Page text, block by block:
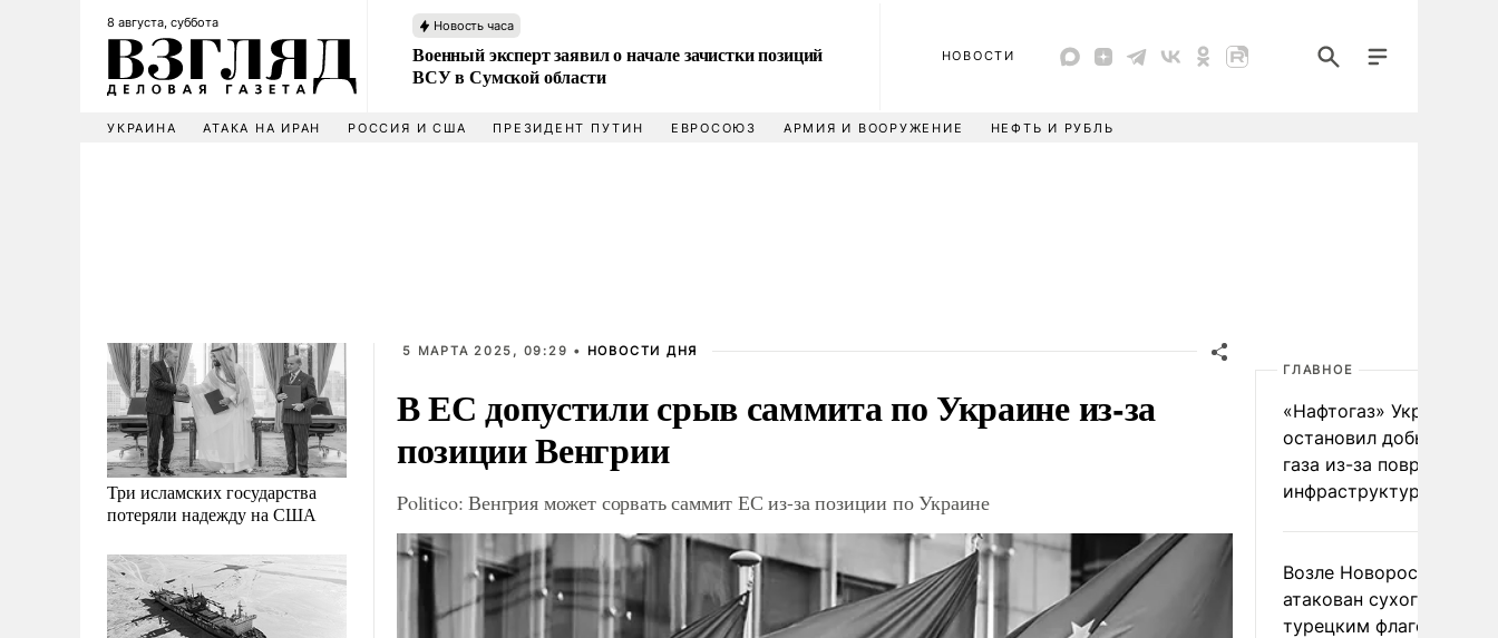
8 августа, суббота Новость часа
Военный эксперт заявил о начале зачистки позиций
ВСУ в Сумской области
НОВОСТИ
УКРАИНА АТАКА НА ИРАН РОССИЯ И США ПРЕЗИДЕНТ ПУТИН ЕВРОСОЮЗ АРМИЯ И ВООРУЖЕНИЕ НЕФТЬ И РУБЛЬ
Три исламских государства
потеряли надежду на США
5 МАРТА 2025, 09:29 • НОВОСТИ ДНЯ
В ЕС допустили срыв саммита по Украине из-за
позиции Венгрии
Politico: Венгрия может сорвать саммит ЕС из-за позиции по Украине
ГЛАВНОЕ
«Нафтогаз» Украины
остановил добычу
газа из-за повреждения
инфраструктуры
Возле Новороссийска
атакован сухогруз под
турецким флагом